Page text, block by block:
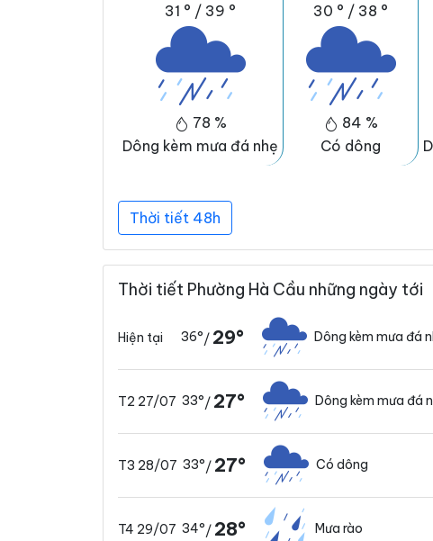
31 ° / 39 °
78 %
Dông kèm mưa đá nhẹ
30 ° / 38 °
84 %
Có dông
Thời tiết 48h
Thời tiết Phường Hà Cầu những ngày tới
Hiện tại 36°/ 29° Dông kèm mưa đá
T2 27/07 33°/ 27° Dông kèm mưa đá
T3 28/07 33°/ 27° Có dông
T4 29/07 34°/ 28° Mưa rào